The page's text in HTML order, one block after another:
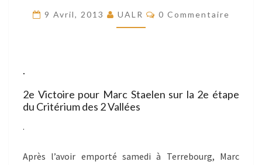
07/04/2013
9 Avril, 2013 UALR Commentaires
0 Commentaire
.
2e Victoire pour Marc Staelen sur la 2e étape
du Critérium des 2 Vallées
.
Après l’avoir emporté samedi à Terrebourg, Marc